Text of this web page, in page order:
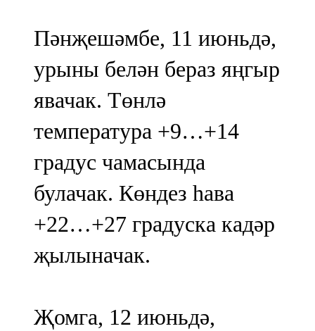
Пәнҗешәмбе, 11 июньдә,
урыны белән бераз яңгыр
явачак. Төнлә
температура +9…+14
градус чамасында
булачак. Көндез һава
+22…+27 градуска кадәр
җылыначак.
Җомга, 12 июньдә,